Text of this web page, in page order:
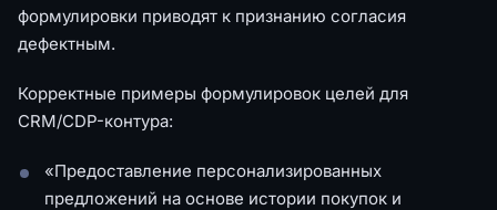
формулировки приводят к признанию согласия
дефектным.
Корректные примеры формулировок целей для
CRM/CDP-контура:
«Предоставление персонализированных
предложений на основе истории покупок и